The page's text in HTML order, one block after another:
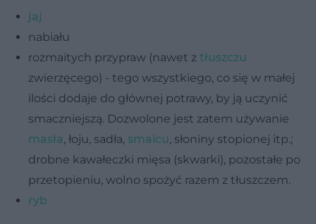
jaj
nabiału
rozmaitych przypraw (nawet z tłuszczu
zwierzęcego) - tego wszystkiego, co się w małej
ilości dodaje do głównej potrawy, by ją uczynić
smaczniejszą. Dozwolone jest zatem używanie
masła, łoju, sadła, smalcu, słoniny stopionej itp.;
drobne kawałeczki mięsa (skwarki), pozostałe po
przetopieniu, wolno spożyć razem z tłuszczem.
ryb